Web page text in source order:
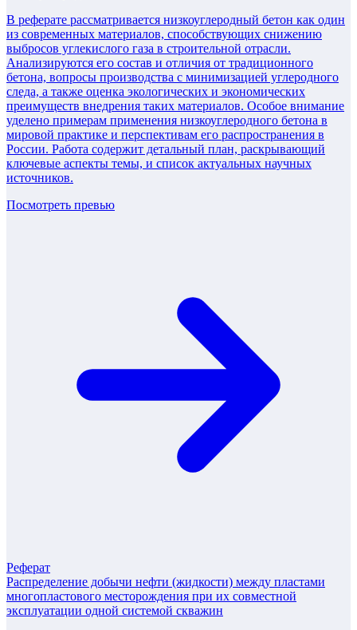
В реферате рассматривается низкоуглеродный бетон как один
из современных материалов, способствующих снижению
выбросов углекислого газа в строительной отрасли.
Анализируются его состав и отличия от традиционного
бетона, вопросы производства с минимизацией углеродного
следа, а также оценка экологических и экономических
преимуществ внедрения таких материалов. Особое внимание
уделено примерам применения низкоуглеродного бетона в
мировой практике и перспективам его распространения в
России. Работа содержит детальный план, раскрывающий
ключевые аспекты темы, и список актуальных научных
источников.
Посмотреть превью
Реферат
Распределение добычи нефти (жидкости) между пластами
многопластового месторождения при их совместной
эксплуатации одной системой скважин